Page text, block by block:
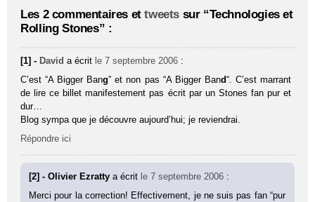
Les 2 commentaires ettweets sur “Technologies et
Rolling Stones” :
[1] - David a écrit le 7 septembre 2006 :
C’est “A Bigger Bang” et non pas “A Bigger Band“. C’est marrant
de lire ce billet manifestement pas écrit par un Stones fan pur et
dur…
Blog sympa que je découvre aujourd’hui; je reviendrai.
Répondre ici
[2] - Olivier Ezrattya écrit le 7 septembre 2006 :
Merci pour la correction! Effectivement, je ne suis pas fan “pur